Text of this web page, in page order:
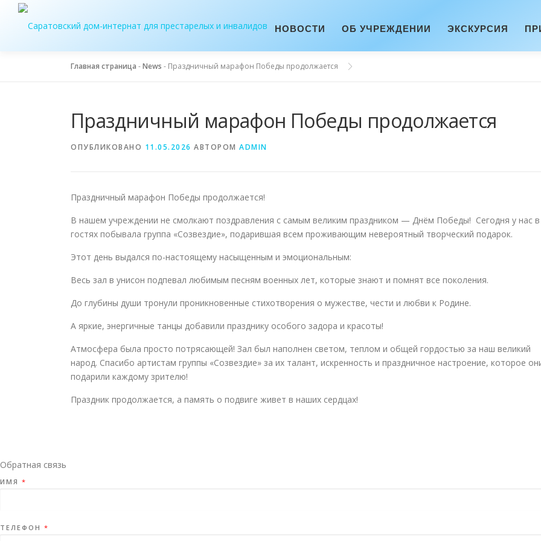
Перейти
содержимому
НОВОСТИ ОБ УЧРЕЖДЕНИИ ЭКСКУРСИЯ
Главная страница -News - Праздничный марафон Победы продолжается
Праздничный марафон Победы продолжается
ОПУБЛИКОВАНО 11.05.2026 АВТОРОМ ADMIN
Праздничный марафон Победы продолжается!
В нашем учреждении не смолкают поздравления с самым великим праздником — Днём Победы! Сегодня у нас в
гостях побывала группа «Созвездие», подарившая всем проживающим невероятный творческий подарок.
Этот день выдался по-настоящему насыщенным и эмоциональным:
Весь зал в унисон подпевал любимым песням военных лет, которые знают и помнят все поколения.
До глубины души тронули проникновенные стихотворения о мужестве, чести и любви к Родине.
А яркие, энергичные танцы добавили празднику особого задора и красоты!
Атмосфера была просто потрясающей! Зал был наполнен светом, теплом и общей гордостью за наш великий
народ. Спасибо артистам группы «Созвездие» за их талант, искренность и праздничное настроение, которое
подарили каждому зрителю!
Праздник продолжается, а память о подвиге живет в наших сердцах!
Обратная связь
ИМЯ *
ТЕЛЕФОН *